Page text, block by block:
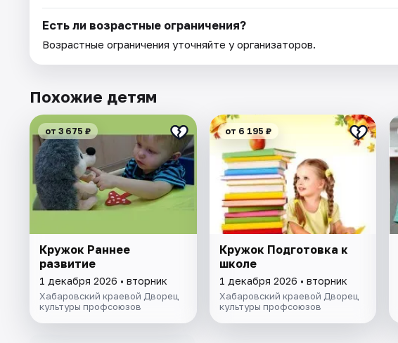
Есть ли возрастные ограничения?
Возрастные ограничения уточняйте у организаторов.
Похожие детям
от 3 675 ₽
Кружок Раннее
развитие
1 декабря 2026 • вторник
Хабаровский краевой Дворец
культуры профсоюзов
от 6 195 ₽
Кружок Подготовка к
школе
1 декабря 2026 • вторник
Хабаровский краевой Дворец
культуры профсоюзов